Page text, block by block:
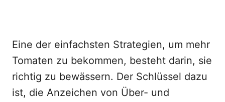
Eine der einfachsten Strategien, um mehr
Tomaten zu bekommen, besteht darin, sie
richtig zu bewässern. Der Schlüssel dazu
ist, die Anzeichen von Über- und